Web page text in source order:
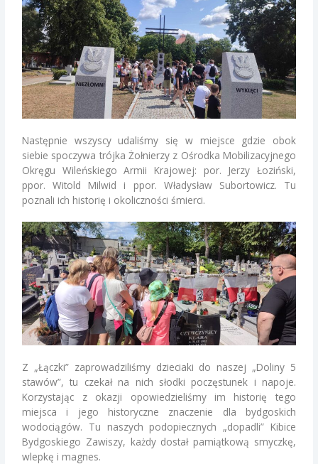
Następnie wszyscy udaliśmy się w miejsce gdzie obok
siebie spoczywa trójka Żołnierzy z Ośrodka Mobilizacyjnego
Okręgu Wileńskiego Armii Krajowej: por. Jerzy Łoziński,
ppor. Witold Milwid i ppor. Władysław Subortowicz. Tu
poznali ich historię i okoliczności śmierci.
Z „Łączki” zaprowadziliśmy dzieciaki do naszej „Doliny 5
stawów”, tu czekał na nich słodki poczęstunek i napoje.
Korzystając z okazji opowiedzieliśmy im historię tego
miejsca i jego historyczne znaczenie dla bydgoskich
wodociągów. Tu naszych podopiecznych „dopadli” Kibice
Bydgoskiego Zawiszy, każdy dostał pamiątkową smyczkę,
wlepkę i magnes.